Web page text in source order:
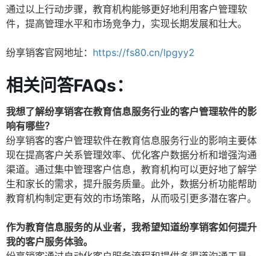
通过以上行动步骤，教育机构能够更好地利用客户管理软
件，提高管理水平和市场竞争力，实现长期发展和壮大。
纷享销客官网地址： https://fs80.cn/lpgyy2
相关问答FAQs：
我想了解纷享销客在教育信息服务行业的客户管理软件的影
响有哪些？
纷享销客的客户管理软件在教育信息服务行业的影响主要体
现在提高客户关系管理效率、优化客户数据分析和增强沟通
渠道。通过集中管理客户信息，教育机构可以更好地了解学
生和家长的需求，提升服务质量。此外，数据分析功能帮助
教育机构制定更有效的市场策略，从而吸引更多潜在客户。
作为教育信息服务的从业者，我希望知道纷享销客如何提升
我的客户服务体验。